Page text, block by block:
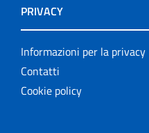
PRIVACY
Informazioni per la privacy
Contatti
Cookie policy